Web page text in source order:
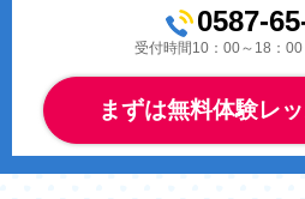
0587-
受付時間10：00～18：
まずは無料体験レ